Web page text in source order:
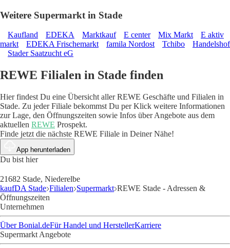
Weitere Supermarkt in Stade
Kaufland EDEKA Marktkauf E center Mix Markt
E aktiv
markt
EDEKA Frischemarkt famila Nordost Tchibo
Handelshof
Stader Saatzucht eG
REWE Filialen in Stade finden
Hier findest Du eine Übersicht aller REWE Geschäfte und Filialen in
Stade. Zu jeder Filiale bekommst Du per Klick weitere Informationen
zur Lage, den Öffnungszeiten sowie Infos über Angebote aus dem
aktuellen REWE Prospekt.
Finde jetzt die nächste REWE Filiale in Deiner Nähe!
App herunterladen
Du bist hier
21682 Stade, Niederelbe
kaufDA Stade Filialen Supermarkt REWE Stade - Adressen &
Öffnungszeiten
Unternehmen
Über Bonial.deFür Handel und HerstellerKarriere
Supermarkt Angebote